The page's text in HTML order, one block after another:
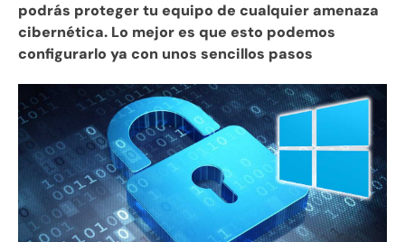
podrás proteger tu equipo de cualquier amenaza
cibernética. Lo mejor es que esto podemos
configurarlo ya con unos sencillos pasos